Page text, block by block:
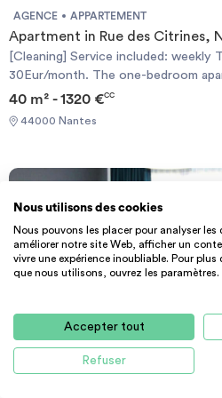
transfert / transitoire
AGENCE APPARTEMENT
Apartment in Rue des Citrines,
[Cleaning] Service included: weekly
30Eur/month. The one-bedroom apartment has a living room with
and one bedroom with one large
bathroom and an equipped kitchen.
oven, a fridge, a dishwasher, an
bed (140cm x 190 cm). [Cancellation Policy] Your 1st rent will be
start date or you'll get a 50% refund
[Politique d'Annulation] Votre 1er
vous annulez jusqu'à 30 jours avant
ou vous obtiendrez un
jusqu'à 15 jours avant.
40 m² - 1320 €CC
44000 Nantes
Nous utilisons des cookies
Nous pouvons les placer pour analyser les
améliorer notre site Web, afficher un
vivre une expérience inoubliable. Pour
que nous utilisons, ouvrez les paramètres.
Accepter tout
Refuser